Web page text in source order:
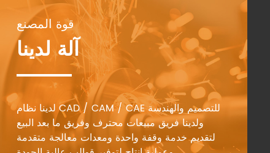
قوة المصنع
آلة لدينا
لدينا نظام CAD / CAM / CAE للتصميم والهندسة
ولدينا فريق مبيعات محترف وفريق ما بعد البيع
لتقديم خدمة وقفة واحدة ومعدات معالجة متقدمة